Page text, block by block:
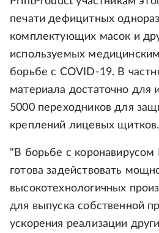
печати дефицитных
комплектующих масок и
используемых
борьбе с COVID-19. В
материала достаточно для
5000 переходников для
креплений лицевых щитков.
"В борьбе с
готова задействовать
высокотехнологичных
для выпуска собственной
ускорения реализации